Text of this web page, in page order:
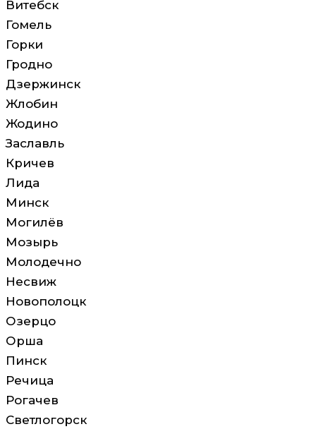
Витебск
Гомель
Горки
Гродно
Дзержинск
Жлобин
Жодино
Заславль
Кричев
Лида
Минск
Могилёв
Мозырь
Молодечно
Несвиж
Новополоцк
Озерцо
Орша
Пинск
Речица
Рогачев
Светлогорск